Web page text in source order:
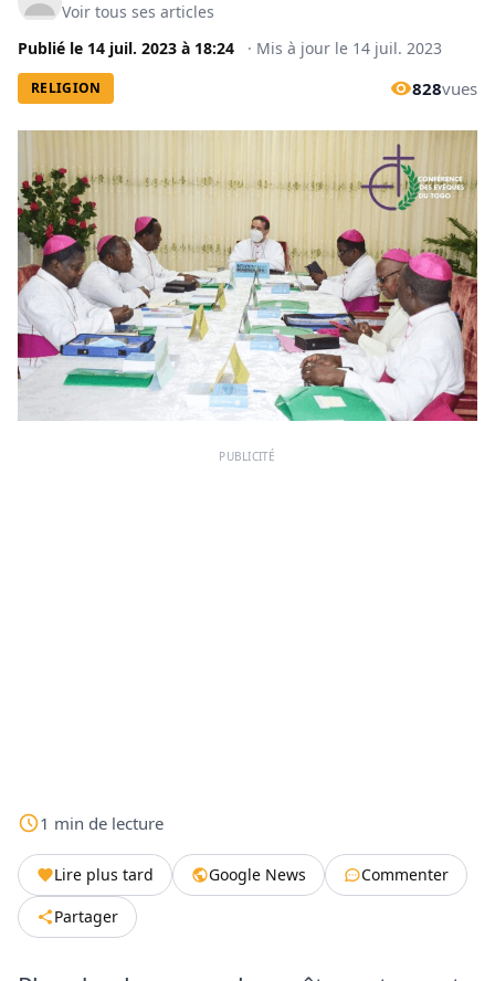
Voir tous ses articles
Publié le 14 juil. 2023 à 18:24 · Mis à jour le 14 juil. 2023
RELIGION 828vues
PUBLICITÉ
1 min de lecture
Lire plus tard Google News
Commenter
Partager